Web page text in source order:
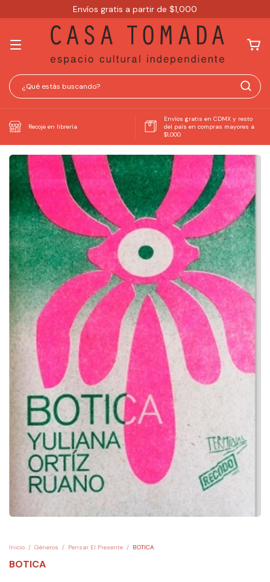
Envíos gratis a partir de $1,000
Recoje en librería
Envíos gratis en CDMX y resto
del país en compras mayores a
$1,000
Inicio / Géneros / Pensar El Presente / BOTICA
BOTICA